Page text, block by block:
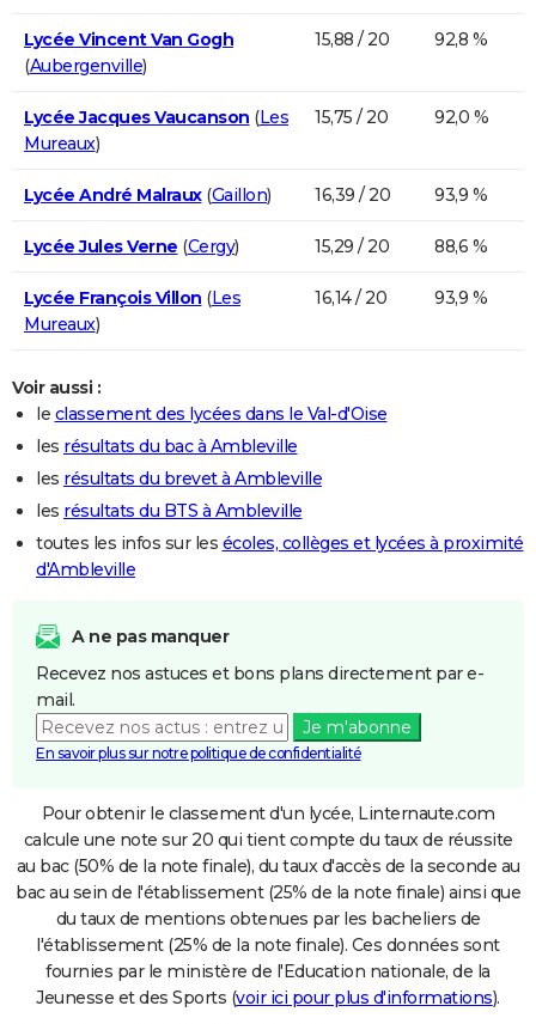
Lycée Vincent Van Gogh
(Aubergenville)
15,88 / 20 92,8 %
Lycée Jacques Vaucanson (Les
Mureaux)
15,75 / 20 92,0 %
Lycée André Malraux(Gaillon) 16,39 / 20 93,9 %
Lycée Jules Verne (Cergy) 15,29 / 20 88,6 %
Lycée François Villon (Les
Mureaux)
16,14 / 20 93,9 %
Voir aussi :
le classement des lycées dans le Val-d'Oise
les résultats du bac à Ambleville
les résultats du brevet à Ambleville
les résultats du BTS à Ambleville
toutes les infos sur les écoles, collèges et lycées à proximité
d'Ambleville
A ne pas manquer
Recevez nos astuces et bons plans directement par e-
mail.
Je m'abonne
En savoir plus sur notre politique de confidentialité
Pour obtenir le classement d'un lycée, Linternaute.com
calcule une note sur 20 qui tient compte du taux de réussite
au bac (50% de la note finale), du taux d'accès de la seconde au
bac au sein de l'établissement (25% de la note finale) ainsi que
du taux de mentions obtenues par les bacheliers de
l'établissement (25% de la note finale). Ces données sont
fournies par le ministère de l'Education nationale, de la
Jeunesse et des Sports (voir ici pour plus d'informations).